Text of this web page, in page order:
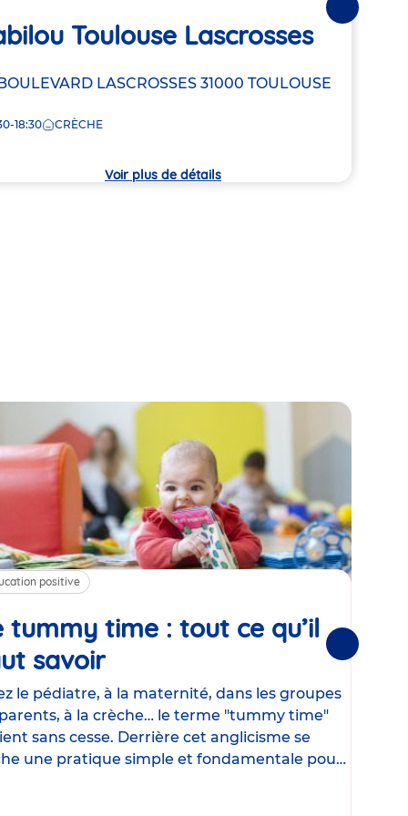
Toulouse Lascrosses
LASCROSSES 31000 TOULOUSE
18:30 CRÈCHE
Voir plus de détails
Suivantes
positive
tummy time : tout ce qu’il
savoirArticle
le pédiatre, à la maternité, dans les groupes
à la crèche… le terme "tummy time"
sans cesse. Derrière cet anglicisme se
une pratique simple et fondamentale pour
Suivantes